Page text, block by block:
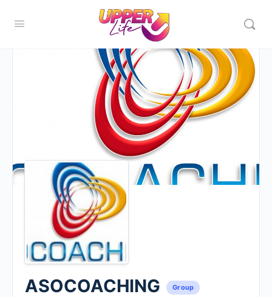
ASOCOACHING Group